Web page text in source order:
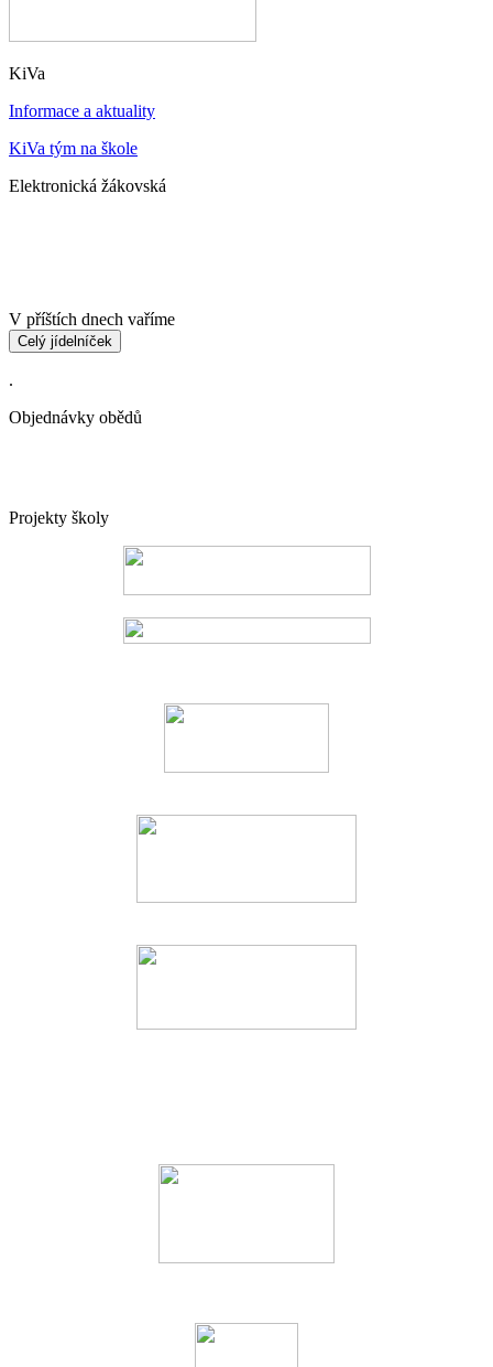
KiVa
Informace a aktuality
KiVa tým na škole
Elektronická žákovská
V příštích dnech vaříme
Celý jídelníček
.
Objednávky obědů
Projekty školy